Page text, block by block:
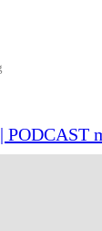
PODCAST